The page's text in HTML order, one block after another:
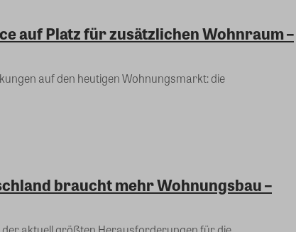
auf Platz für zusätzlichen Wohnraum –
auf den heutigen Wohnungsmarkt: die
braucht mehr Wohnungsbau –